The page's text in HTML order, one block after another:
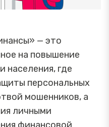
— это
на повышение
населения, где
персональных
мошенников, а
личными